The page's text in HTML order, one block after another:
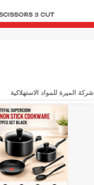
شركة الميرة للمواد الاستهلاكية